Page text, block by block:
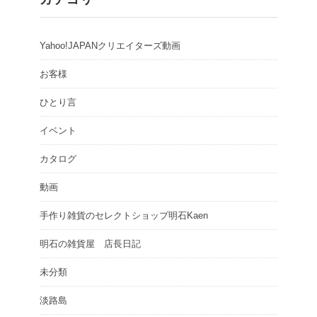
Yahoo!JAPANクリエイターズ動画
お客様
ひとり言
イベント
カタログ
動画
手作り雑貨のセレクトショップ明石Kaen
明石の雑貨屋 店長日記
未分類
淡路島